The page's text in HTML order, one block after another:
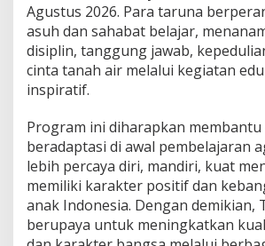
Agustus 2026. Para taruna
asuh dan sahabat belajar,
disiplin, tanggung jawab,
cinta tanah air melalui kegiatan
inspiratif.
Program ini diharapkan membantu
beradaptasi di awal pembelajaran
lebih percaya diri, mandiri, kuat
memiliki karakter positif dan
anak Indonesia. Dengan demikian,
berupaya untuk meningkatkan